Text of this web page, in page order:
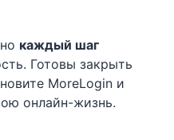
каждый шаг
Готовы закрыть
MoreLogin и
онлайн-жизнь.